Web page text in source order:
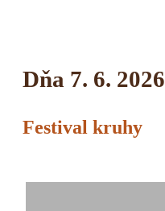
Dňa 7. 6. 2026
Festival kruhy